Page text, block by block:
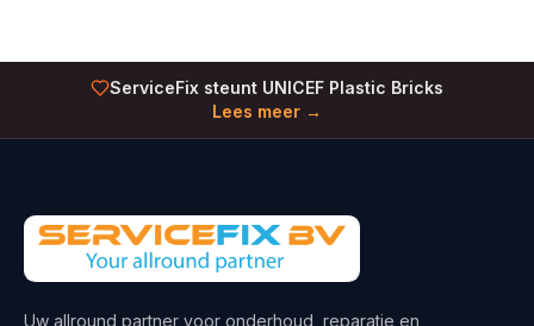
ServiceFix steunt UNICEF Plastic Bricks
Lees meer →
Uw allround partner voor onderhoud, reparatie en